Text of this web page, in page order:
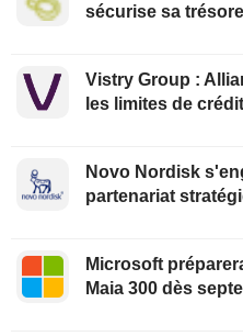
sécurise sa
Vistry Group :
les limites de
Novo Nordisk
partenariat
Microsoft
Maia 300 dès